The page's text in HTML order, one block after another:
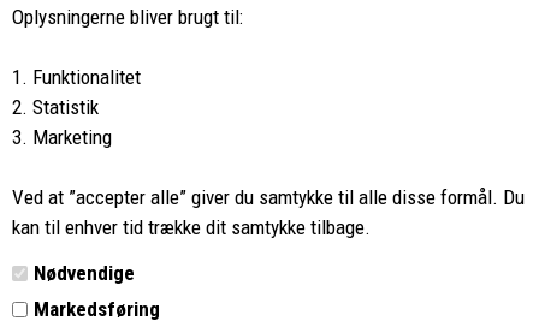
Oplysningerne bliver brugt til:
1. Funktionalitet
2. Statistik
3. Marketing
Ved at ”accepter alle” giver du samtykke til alle disse formål. Du
kan til enhver tid trække dit samtykke tilbage.
Nødvendige
Markedsføring
8662 2113
Vi glæder os til at se dig